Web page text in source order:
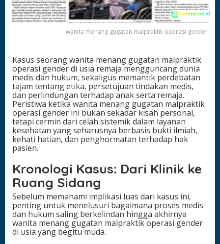
l
p
r
a
i
k
O
p
e
r
a
s
i
G
d
e
d
i
U
s
i
a
wanita menang gugatan malpraktik operasi gender
Kasus seorang wanita menang gugatan malpraktik
operasi gender di usia remaja mengguncang dunia
medis dan hukum, sekaligus memantik perdebatan
tajam tentang etika, persetujuan tindakan medis,
dan perlindungan terhadap anak serta remaja.
Peristiwa ketika wanita menang gugatan malpraktik
operasi gender ini bukan sekadar kisah personal,
tetapi cermin dari celah sistemik dalam layanan
kesehatan yang seharusnya berbasis bukti ilmiah,
kehati hatian, dan penghormatan terhadap hak
pasien.
Kronologi Kasus: Dari Klinik ke
Ruang Sidang
Sebelum memahami implikasi luas dari kasus ini,
penting untuk menelusuri bagaimana proses medis
dan hukum saling berkelindan hingga akhirnya
wanita menang gugatan malpraktik operasi gender
di usia yang begitu muda.